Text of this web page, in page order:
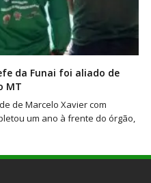
da Funai foi aliado de
MT
de Marcelo Xavier com
um ano à frente do órgão,